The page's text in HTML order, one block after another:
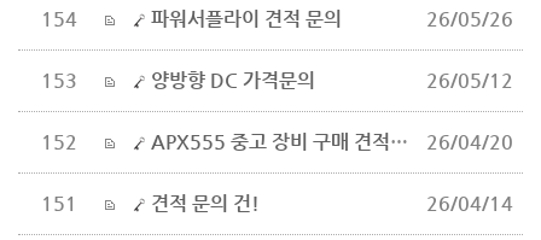
154 파워서플라이 견적 문의 26/05/26
153 양방향 DC 가격문의 26/05/12
152 APX555 중고 장비 구매 견적서 요청 26/04/20
151 견적 문의 건! 26/04/14